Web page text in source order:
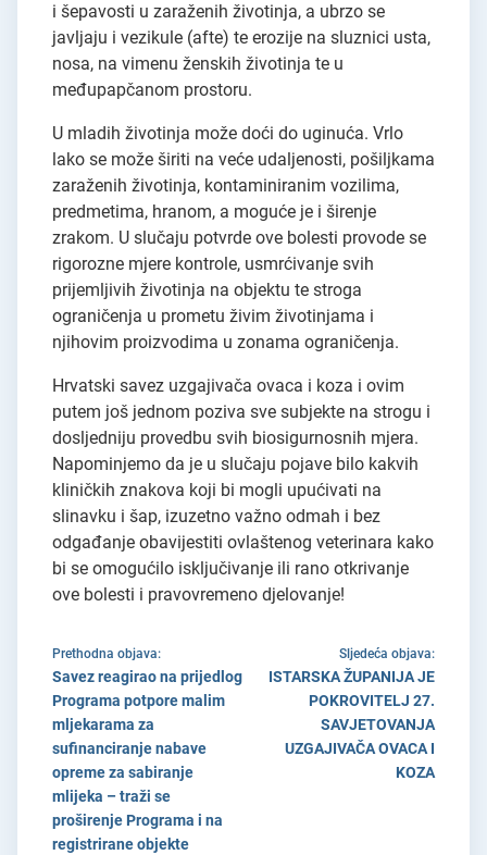
i šepavosti u zaraženih životinja, a ubrzo se
javljaju i vezikule (afte) te erozije na sluznici usta,
nosa, na vimenu ženskih životinja te u
međupapčanom prostoru.
U mladih životinja može doći do uginuća. Vrlo
lako se može širiti na veće udaljenosti, pošiljkama
zaraženih životinja, kontaminiranim vozilima,
predmetima, hranom, a moguće je i širenje
zrakom. U slučaju potvrde ove bolesti provode se
rigorozne mjere kontrole, usmrćivanje svih
prijemljivih životinja na objektu te stroga
ograničenja u prometu živim životinjama i
njihovim proizvodima u zonama ograničenja.
Hrvatski savez uzgajivača ovaca i koza i ovim
putem još jednom poziva sve subjekte na strogu i
dosljedniju provedbu svih biosigurnosnih mjera.
Napominjemo da je u slučaju pojave bilo kakvih
kliničkih znakova koji bi mogli upućivati na
slinavku i šap, izuzetno važno odmah i bez
odgađanje obavijestiti ovlaštenog veterinara kako
bi se omogućilo isključivanje ili rano otkrivanje
ove bolesti i pravovremeno djelovanje!
Prethodna objava:
Savez reagirao na prijedlog
Programa potpore malim
mljekarama za
sufinanciranje nabave
opreme za sabiranje
mlijeka – traži se
proširenje Programa i na
registrirane objekte
Sljedeća objava:
ISTARSKA ŽUPANIJA JE
POKROVITELJ 27.
SAVJETOVANJA
UZGAJIVAČA OVACA I
KOZA